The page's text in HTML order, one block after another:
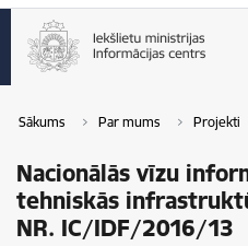
Sākums Par mums Projekti
Nacionālās vīzu
tehniskās
NR. IC/IDF/2016/13